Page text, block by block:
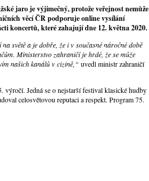
jaro je výjimečný, protože veřejnost nemůže
věcí ČR podporuje online vysílání
koncertů, které zahajují dne 12. května 2020.
světě a je dobře, že i v současné náročné době
Ministerstvo zahraničí je hrdé, že se může
našich kanálů v cizině,“ uvedl ministr zahraničí
výročí. Jedná se o nejstarší festival klasické hudby
celosvětovou reputaci a respekt. Program 75.